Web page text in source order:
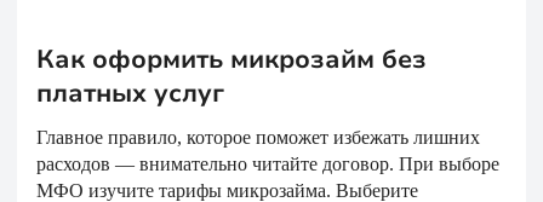
Как оформить микрозайм без
платных услуг
Главное правило, которое поможет избежать лишних
расходов — внимательно читайте договор. При выборе
МФО изучите тарифы микрозайма. Выберите